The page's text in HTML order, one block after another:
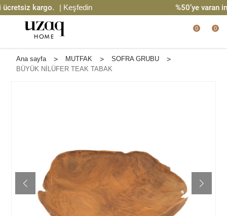
kargo. | Keşfedin %50’ye varan
0 0
Ana sayfa > MUTFAK > SOFRA GRUBU >
BÜYÜK NİLÜFER TEAK TABAK